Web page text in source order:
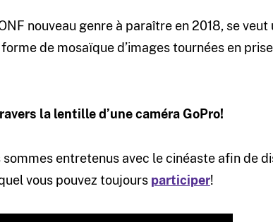
nouveau genre à paraître en 2018, se veut
de mosaïque d’images tournées en
la lentille d’une caméra GoPro!
sommes entretenus avec le cinéaste afin de
vous pouvez toujours participer!